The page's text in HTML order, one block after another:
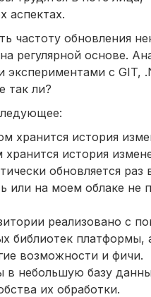
аспектах.
частоту обновления
регулярной основе.
с GIT,
так ли?
хранится история
история
обновляется раз
или на моем облаке не
реализовано с
библиотек платформы,
возможности и фичи.
в небольшую базу
их обработки.